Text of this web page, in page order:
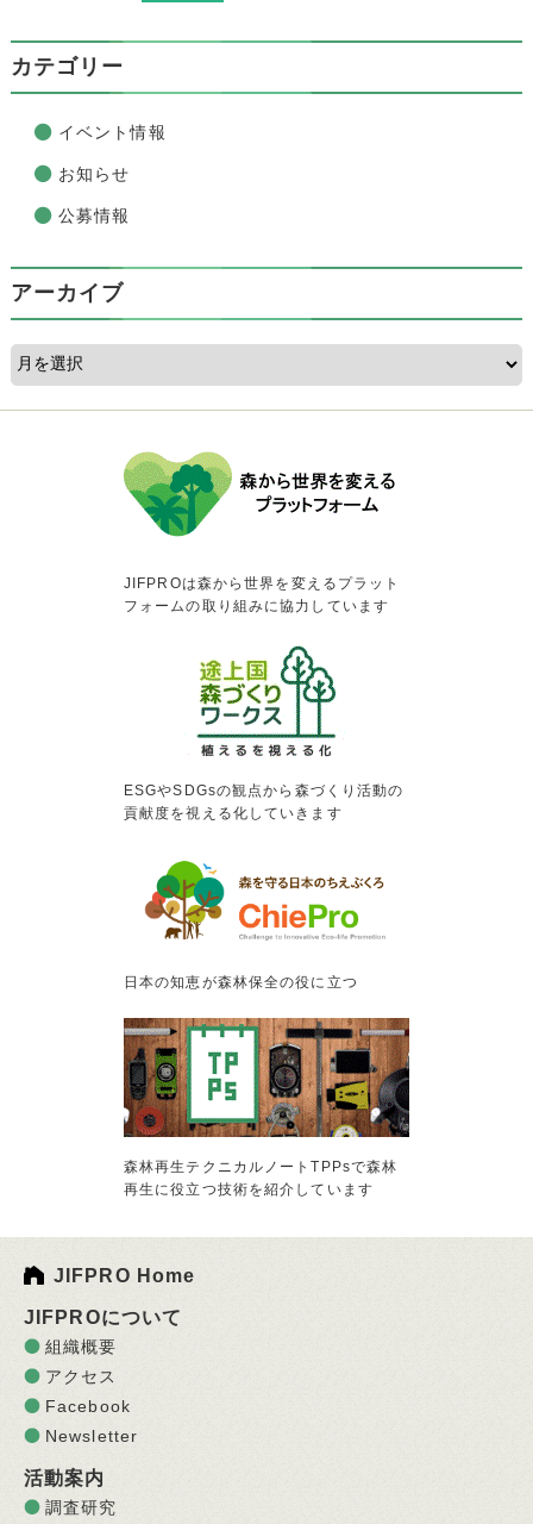
カテゴリー
イベント情報
お知らせ
公募情報
アーカイブ
JIFPROは森から世界を変えるプラット
フォームの取り組みに協力しています
ESGやSDGsの観点から森づくり活動の
貢献度を視える化していきます
日本の知恵が森林保全の役に立つ
森林再生テクニカルノートTPPsで森林
再生に役立つ技術を紹介しています
JIFPRO Home
JIFPROについて
組織概要
アクセス
Facebook
Newsletter
活動案内
調査研究